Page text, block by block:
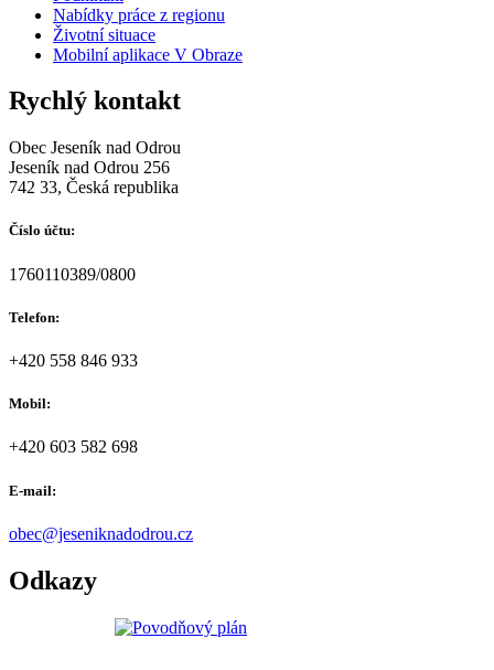
Nabídky práce z regionu
Životní situace
Mobilní aplikace V Obraze
Rychlý kontakt
Obec Jeseník nad Odrou
Jeseník nad Odrou 256
742 33, Česká republika
Číslo účtu:
1760110389/0800
Telefon:
+420 558 846 933
Mobil:
+420 603 582 698
E-mail:
obec@jeseniknadodrou.cz
Odkazy